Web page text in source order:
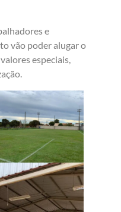
e
vão poder alugar o
especiais,